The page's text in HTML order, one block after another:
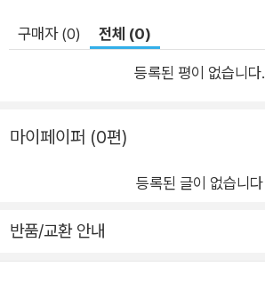
구매자 (0) 전체 (0)
등록된 평이 없습니다.
마이페이퍼 (0편)
등록된 글이 없습니다
반품/교환 안내